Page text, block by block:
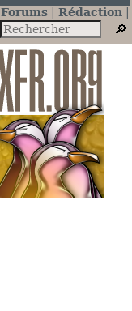
Forums
Rédaction